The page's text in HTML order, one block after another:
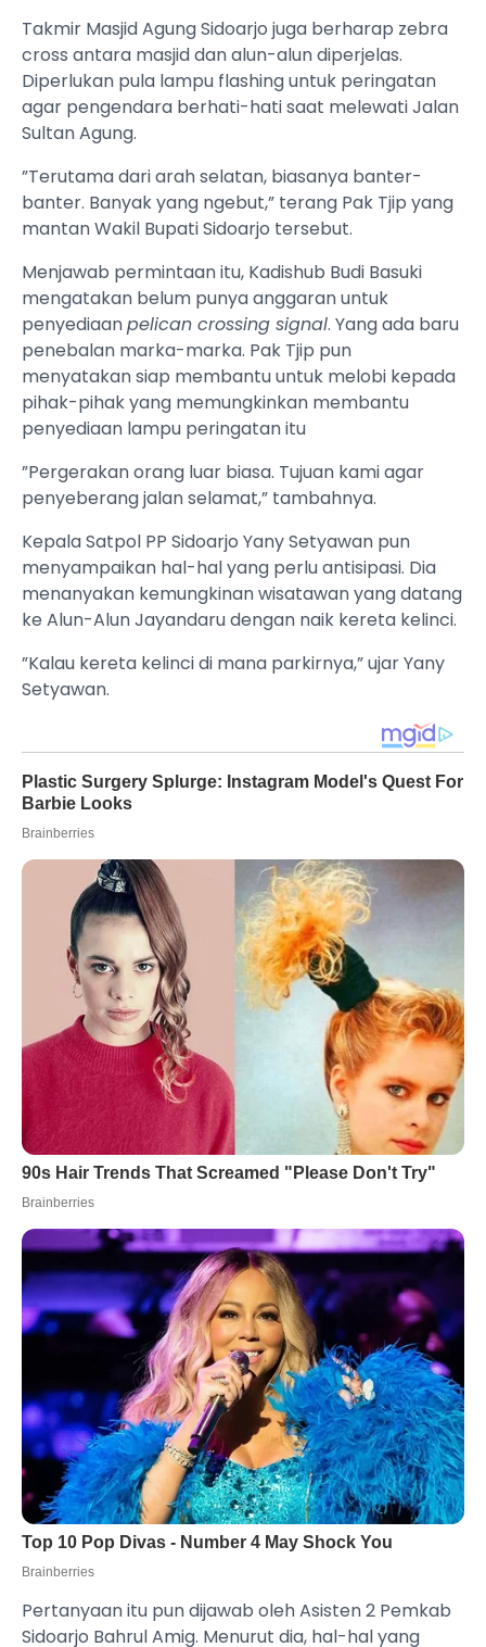
Takmir Masjid Agung Sidoarjo juga berharap zebra
cross antara masjid dan alun-alun diperjelas.
Diperlukan pula lampu flashing untuk peringatan
agar pengendara berhati-hati saat melewati Jalan
Sultan Agung.
”Terutama dari arah selatan, biasanya banter-
banter. Banyak yang ngebut,” terang Pak Tjip yang
mantan Wakil Bupati Sidoarjo tersebut.
Menjawab permintaan itu, Kadishub Budi Basuki
mengatakan belum punya anggaran untuk
penyediaanpelican crossing signal. Yang ada baru
penebalan marka-marka. Pak Tjip pun
menyatakan siap membantu untuk melobi kepada
pihak-pihak yang memungkinkan membantu
penyediaan lampu peringatan itu
”Pergerakan orang luar biasa. Tujuan kami agar
penyeberang jalan selamat,” tambahnya.
Kepala Satpol PP Sidoarjo Yany Setyawan pun
menyampaikan hal-hal yang perlu antisipasi. Dia
menanyakan kemungkinan wisatawan yang datang
ke Alun-Alun Jayandaru dengan naik kereta kelinci.
”Kalau kereta kelinci di mana parkirnya,” ujar Yany
Setyawan.
Pertanyaan itu pun dijawab oleh Asisten 2 Pemkab
Sidoarjo Bahrul Amig. Menurut dia, hal-hal yang